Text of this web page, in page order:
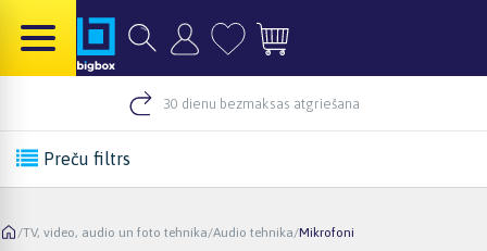
30 dienu bezmaksas atgriešana
Preču filtrs
/TV, video, audio un foto tehnika/Audio tehnika/Mikrofoni